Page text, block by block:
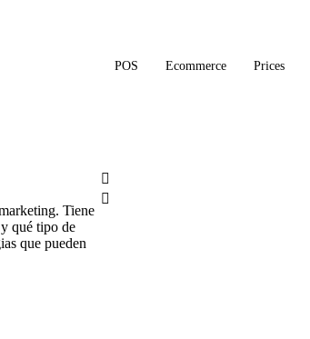
POS Ecommerce Prices
Tiene
qué tipo de
que pueden